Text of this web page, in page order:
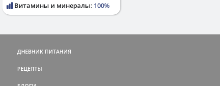
Витамины и минералы: 100%
ДНЕВНИК ПИТАНИЯ
РЕЦЕПТЫ